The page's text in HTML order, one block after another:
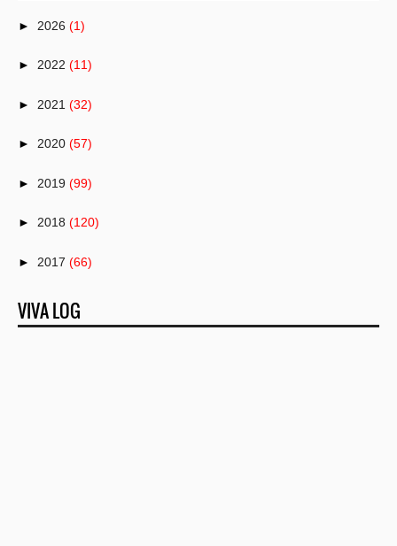
► 2026 (1)
► 2022 (11)
► 2021 (32)
► 2020 (57)
► 2019 (99)
► 2018 (120)
► 2017 (66)
▼ 2016 (82)
►December (8)
VIVA LOG